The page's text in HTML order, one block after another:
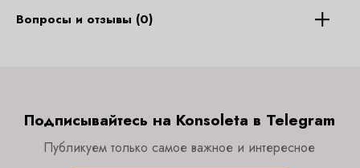
Вопросы и отзывы (0)
Подписывайтесь на Konsoleta в Telegram
Публикуем только самое важное и интересное